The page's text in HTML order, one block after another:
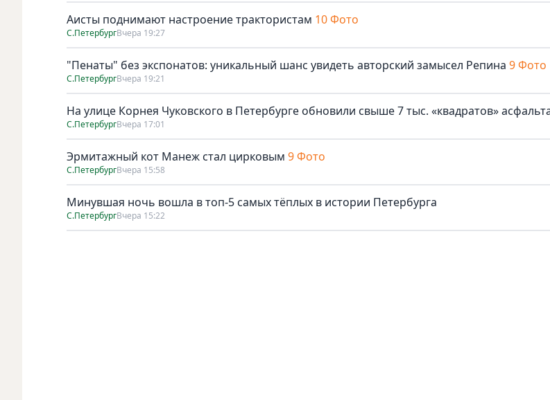
Аисты поднимают настроение трактористам 10 Фото
С.ПетербургВчера 19:27
"Пенаты" без экспонатов: уникальный шанс увидеть авторский замысел Репина 9 Фото
С.ПетербургВчера 19:21
На улице Корнея Чуковского в Петербурге обновили свыше 7 тыс. «квадратов»
С.ПетербургВчера 17:01
Эрмитажный кот Манеж стал цирковым 9 Фото
С.ПетербургВчера 15:58
Минувшая ночь вошла в топ-5 самых тёплых в истории Петербурга
С.ПетербургВчера 15:22